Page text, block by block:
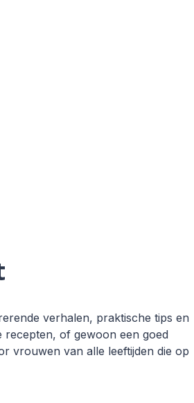
verhalen, praktische tips en
of gewoon een goed
vrouwen van alle leeftijden die op